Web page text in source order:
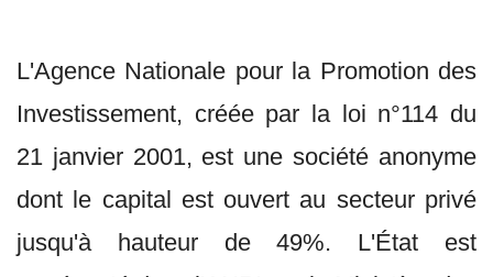
L'Agence Nationale pour la Promotion des
Investissement, créée par la loi n°114 du
21 janvier 2001, est une société anonyme
dont le capital est ouvert au secteur privé
jusqu'à hauteur de 49%. L'État est